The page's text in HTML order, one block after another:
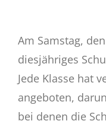
Schüler*innen
Eltern
Am Samstag,
diesjähriges
Jede Klasse hat
angeboten,
bei denen die